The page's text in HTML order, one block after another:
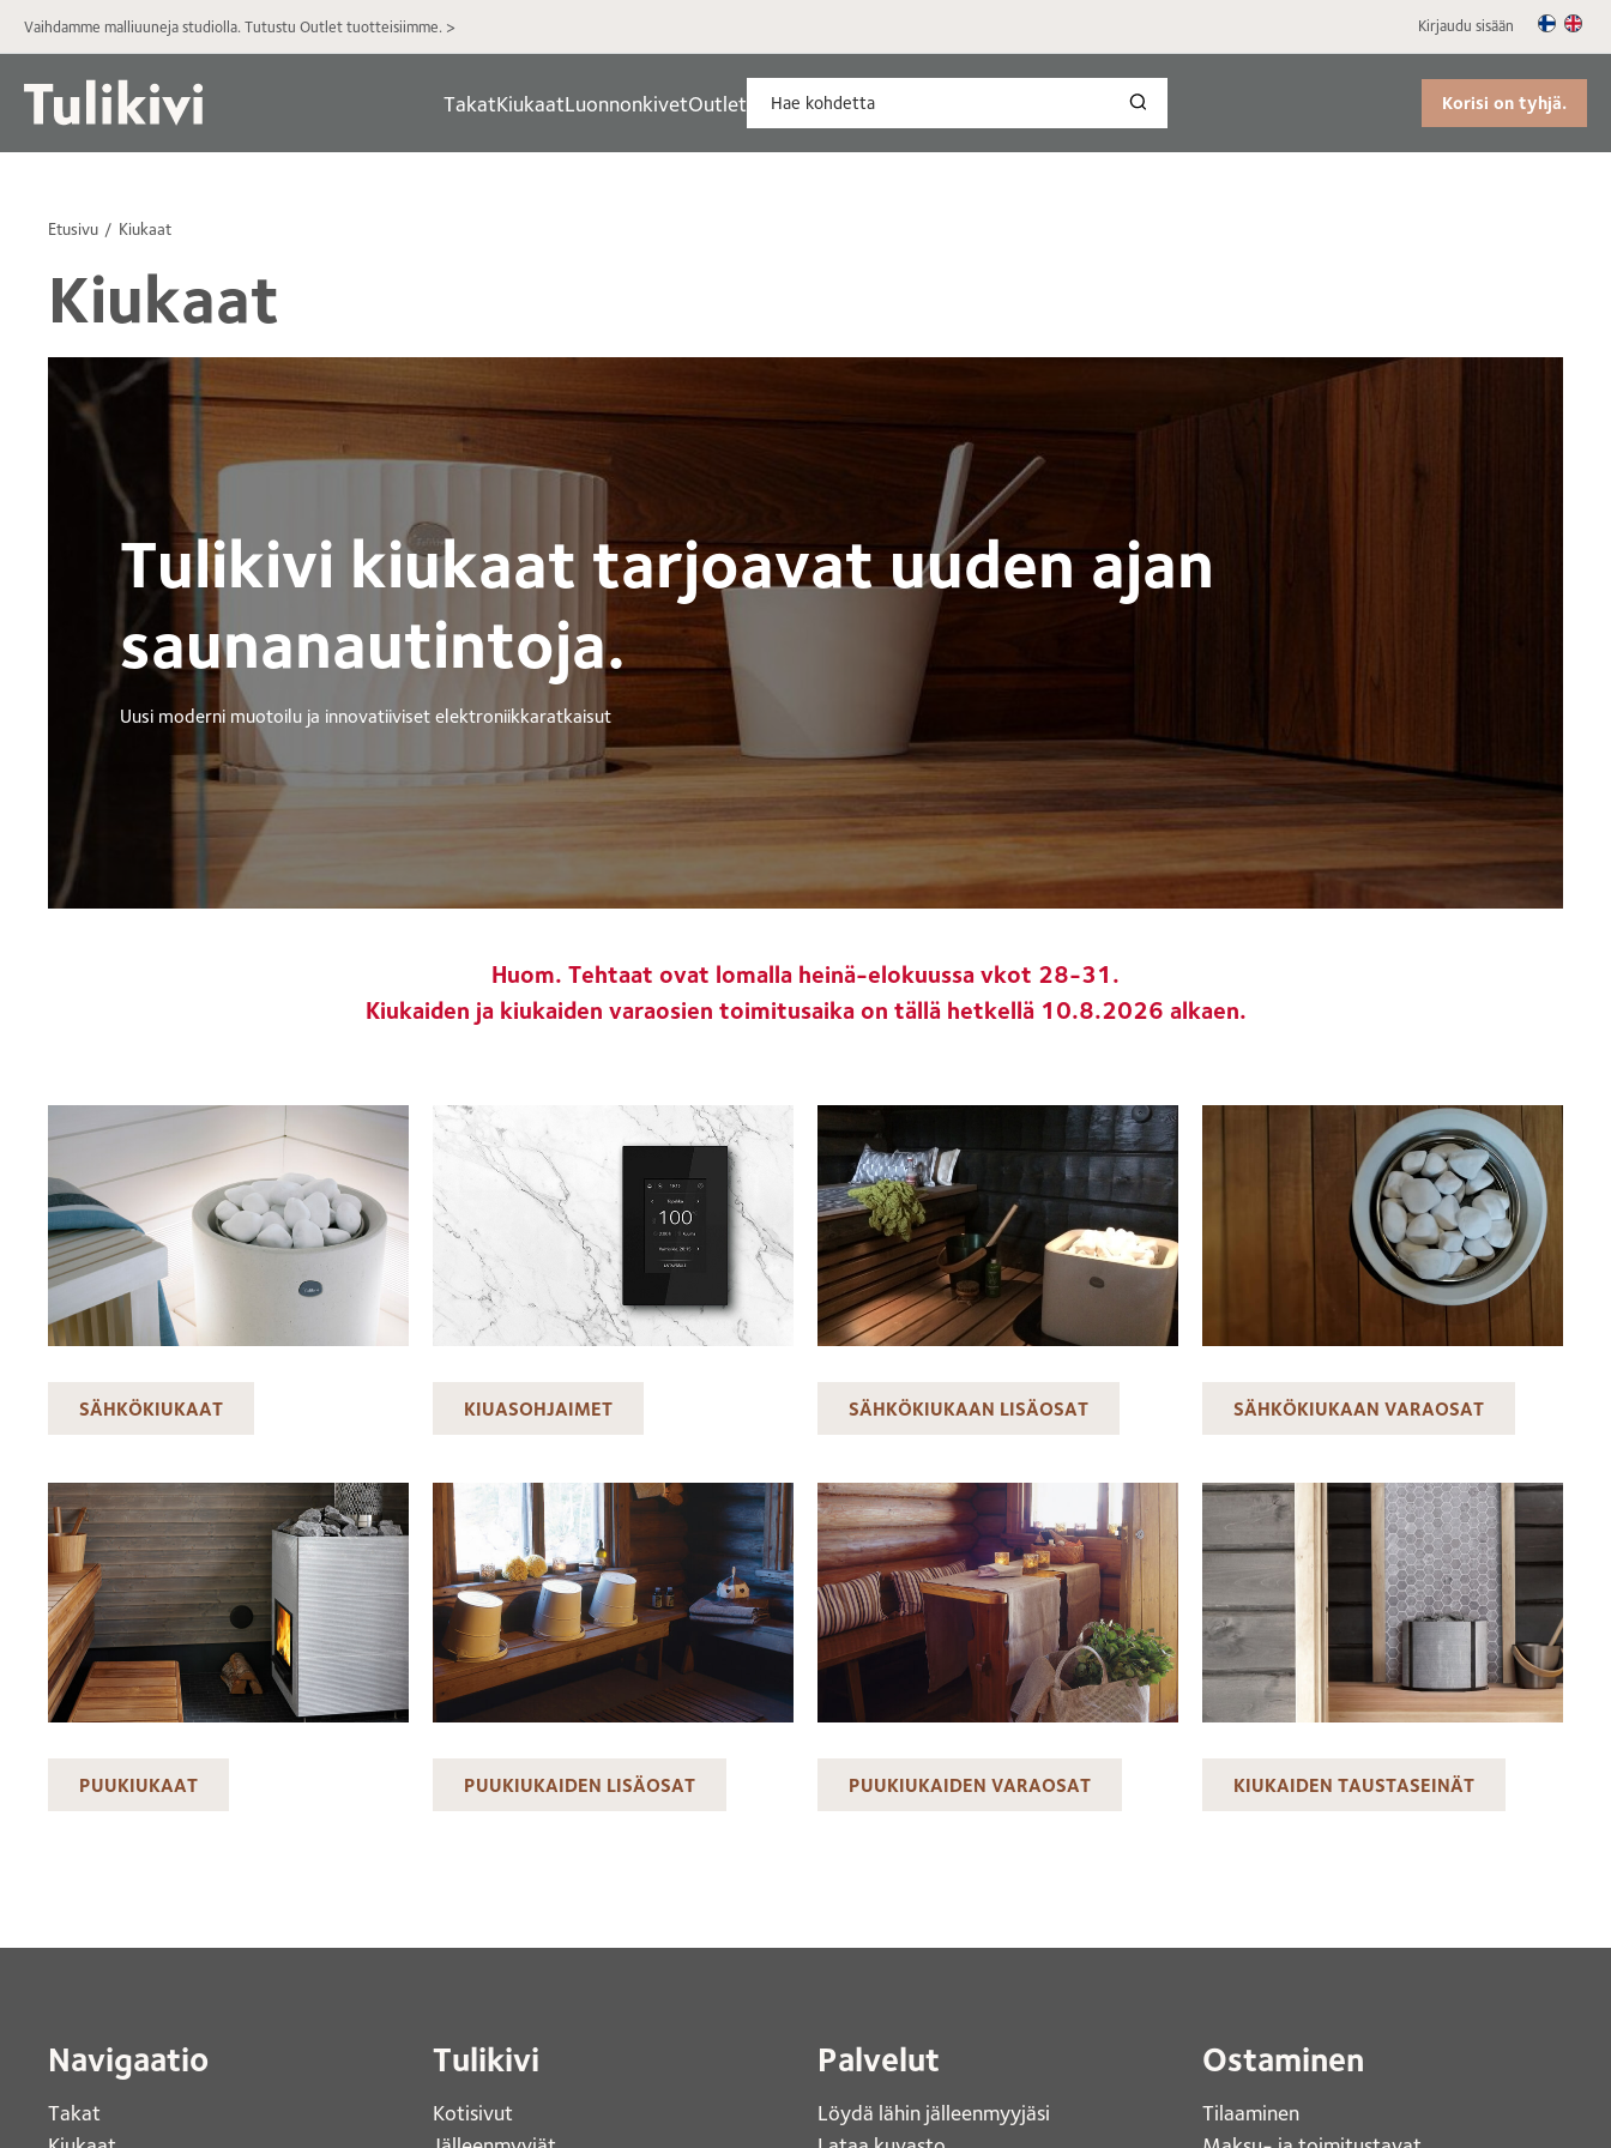
Vaihdamme malliuuneja studiolla. Tutustu Outlet tuotteisiimme. > Kirjaudu sisään
TakatKiukaatLuonnonkivetOutlet Korisi on tyhjä.
Etusivu Kiukaat
Kiukaat
Tulikivi kiukaat tarjoavat uuden ajan
saunanautintoja.
Uusi moderni muotoilu ja innovatiiviset elektroniikkaratkaisut
Huom. Tehtaat ovat lomalla heinä-elokuussa vkot 28-31.
Kiukaiden ja kiukaiden varaosien toimitusaika on tällä hetkellä 10.8.2026 alkaen.
SÄHKÖKIUKAAT KIUASOHJAIMET SÄHKÖKIUKAAN LISÄOSAT SÄHKÖKIUKAAN VARAOSAT
PUUKIUKAAT PUUKIUKAIDEN LISÄOSAT PUUKIUKAIDEN VARAOSAT KIUKAIDEN TAUSTASEINÄT
Navigaatio
Takat
Tulikivi
Kotisivut
Palvelut
Löydä lähin jälleenmyyjäsi
Ostaminen
Tilaaminen